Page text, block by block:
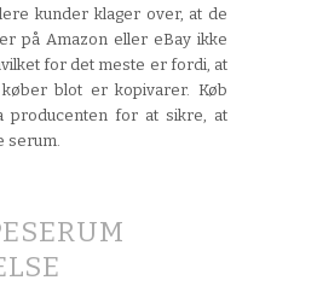
kunder klager over, at de
på Amazon eller eBay ikke
for det meste er fordi, at
blot er kopivarer. Køb
producenten for at sikre, at
serum.